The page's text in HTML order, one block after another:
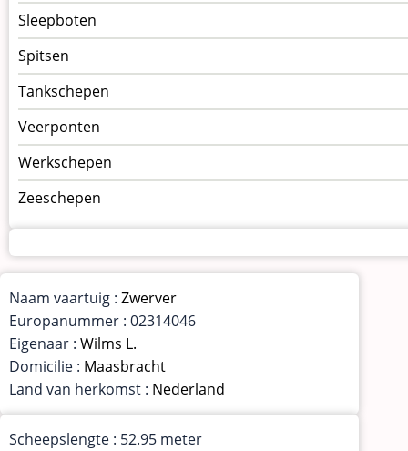
Sleepboten
Spitsen
Tankschepen
Veerponten
Werkschepen
Zeeschepen
Naam vaartuig : Zwerver
Europanummer : 02314046
Eigenaar : Wilms L.
Domicilie : Maasbracht
Land van herkomst : Nederland
Scheepslengte : 52.95 meter